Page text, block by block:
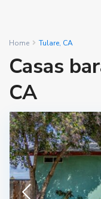
Home Tulare, CA
Casas
CA